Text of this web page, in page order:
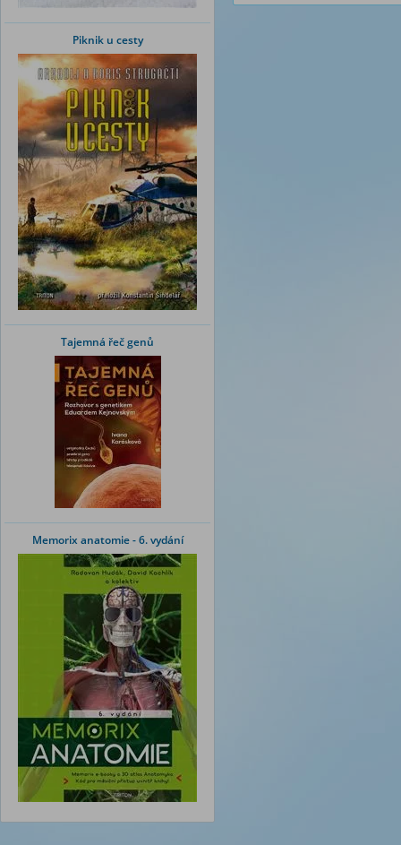
Piknik u cesty
Tajemná řeč genů
Memorix anatomie - 6. vydání